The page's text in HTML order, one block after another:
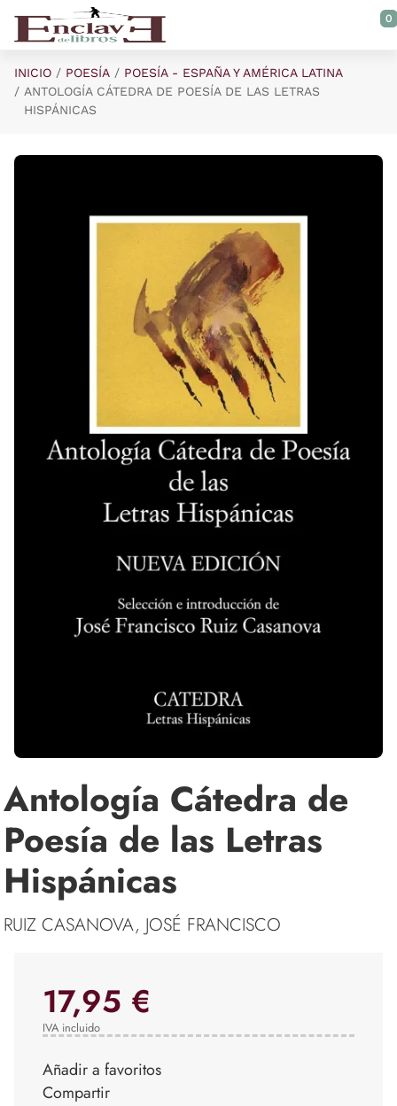
Saltar al contenido principal
0
INICIO POESÍA
POESÍA - ESPAÑA Y AMÉRICA LATINA
ANTOLOGÍA CÁTEDRA DE POESÍA DE LAS LETRAS
HISPÁNICAS
Antología Cátedra de
Poesía de las Letras
Hispánicas
RUIZ CASANOVA, JOSÉ FRANCISCO
17,95 €
IVA incluido
Añadir a favoritos
Compartir